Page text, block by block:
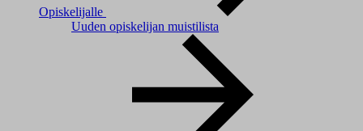
Opiskelijalle
Uuden opiskelijan muistilista